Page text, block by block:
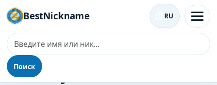
BestNickname
Поиск
RU
Ник - Ayush